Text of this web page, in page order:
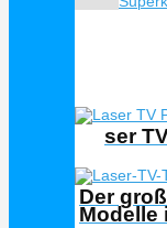
Laser
Der
Modelle